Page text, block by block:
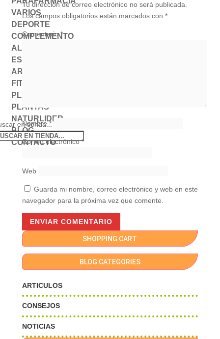
VARIOS
DEPORTE
COMPLEMENTO
ALIMENTICIO
ESTADO DE ÁNIMO
AROMATERAPIA
FITOTERAPIA
PLANTA MEDICINAL
PLANTAS
NATURLIDER
BLOG
CONTACTO
en tienda...
Tu dirección de correo electrónico no será publicada.
Los campos obligatorios están marcados con *
Comentario*
Nombre*
Correo electrónico*
Web
Guarda mi nombre, correo electrónico y web en este
navegador para la próxima vez que comente.
SHOPPING CART
BLOG CATEGORIES
ARTICULOS
CONSEJOS
NOTICIAS